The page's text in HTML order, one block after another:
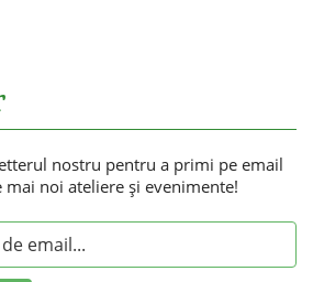
nostru pentru a primi pe email
noi ateliere şi evenimente!